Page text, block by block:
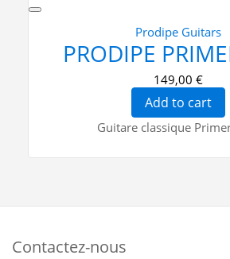
Prodipe Guitars
PRODIPE
149,00 €
Add to cart
Guitare classique
Contactez-nous